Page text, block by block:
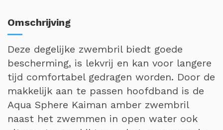
Omschrijving
Deze degelijke zwembril biedt goede
bescherming, is lekvrij en kan voor langere
tijd comfortabel gedragen worden. Door de
makkelijk aan te passen hoofdband is de
Aqua Sphere Kaiman amber zwembril
naast het zwemmen in open water ook